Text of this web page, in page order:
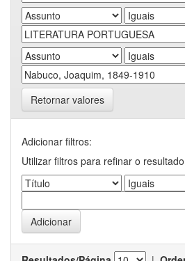
Retornar valores
Adicionar filtros:
Utilizar filtros para refinar o